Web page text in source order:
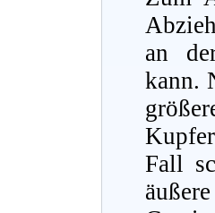
an
kann.
Fall